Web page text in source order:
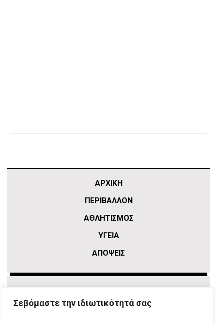
Σεβόμαστε την ιδιωτικότητά σας
ΑΡΧΙΚΗ
ΠΕΡΙΒΑΛΛΟΝ
ΑΘΛΗΤΙΣΜΌΣ
ΥΓΕΙΑ
ΑΠΟΨΕΙΣ